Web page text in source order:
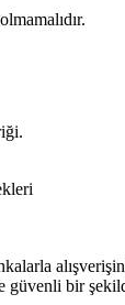
güvenli bir